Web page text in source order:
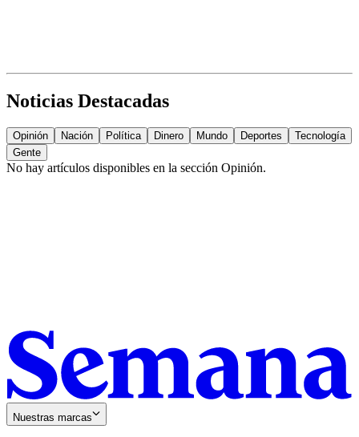
Noticias Destacadas
Opinión Nación Política Dinero Mundo Deportes
Tecnología
Gente
No hay artículos disponibles en la sección Opinión.
Nuestras marcas